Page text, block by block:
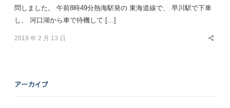
問しました。 午前8時49分熱海駅発の 東海道線で、 早川駅で下車
し、 河口湖から車で待機して […]
2019 年 2 月 13 日
Share
アーカイブ